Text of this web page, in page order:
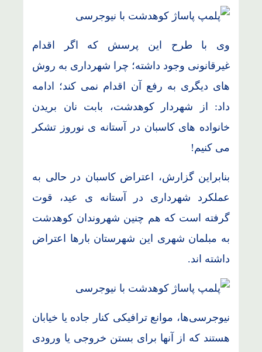
وی با طرح این پرسش که اگر اقدام
غیرقانونی وجود داشته؛ چرا شهرداری به روش
های دیگری به رفع آن اقدام نمی کند؛ ادامه
داد: از شهردار کوهدشت، بابت نان بریدن
خانواده های کاسبان در آستانه ی نوروز تشکر
می کنیم!
بنابراین گزارش، اعتراض کاسبان در حالی به
عملکرد شهرداری در آستانه ی عید، قوت
گرفته است که هم چنین شهروندان کوهدشت
به مبلمان شهری این شهرستان بارها اعتراض
داشته اند.
نیوجرسی‌ها، موانع ترافیکی کنار جاده یا خیابان
هستند که از آنها برای بستن خروجی یا ورودی